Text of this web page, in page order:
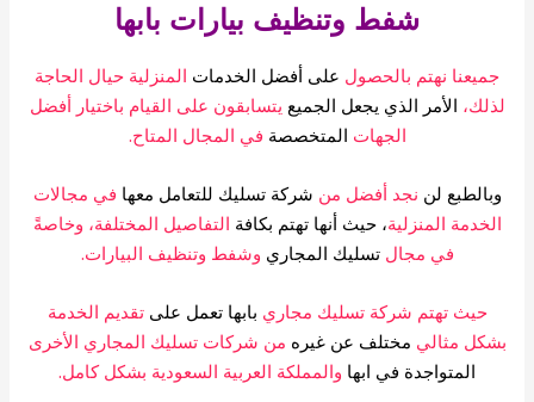
شفط وتنظيف بيارات بابها
نهتم بالحصولعلى أفضل الخدماتالمنزلية حيال الحاجة
الأمر الذي يجعل الجميعيتسابقون على القيام باختيار أفضل
الجهاتالمتخصصةفي المجال المتاح.
لننجد أفضل منشركة تسليك للتعامل معهافي مجالات
المنزلية، حيث أنها تهتم بكافة التفاصيل المختلفة، وخاصةً
في مجالتسليك المجاريوشفط وتنظيف البيارات.
حيث تهتم شركة تسليك مجاريبابها تعمل علىتقديم الخدمة
مثاليمختلف عن غيره من شركات تسليك المجاري الأخرى
المتواجدة في ابهاوالمملكة العربية السعودية بشكل كامل.